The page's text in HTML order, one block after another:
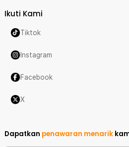
Ikuti Kami
Tiktok
Instagram
Facebook
X
Dapatkan penawaran menarik